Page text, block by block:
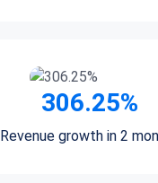
306.25%
Revenue growth in 2